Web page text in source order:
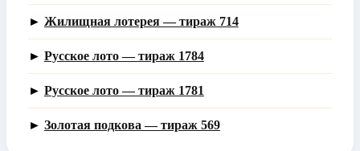
► Жилищная лотерея — тираж 714
► Русское лото — тираж 1784
► Русское лото — тираж 1781
► Золотая подкова — тираж 569